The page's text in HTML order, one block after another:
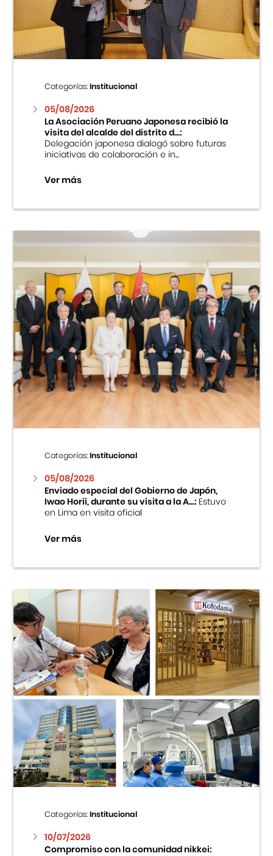
Centro Cultural Peruano Japonés
Cursos
Museo de la Inmigración Japonesa
Fondo Editorial
Teatro Peruano Japonés
Categorías:Institucional
05/08/2026
La Asociación Peruano Japonesa recibió la
visita del alcalde del distrito d...:
Delegación japonesa dialogó sobre futuras
iniciativas de colaboración e in...
Ver más
Categorías:Institucional
05/08/2026
Enviado especial del Gobierno de Japón,
Iwao Horii, durante su visita a la A...:Estuvo
en Lima en visita oficial
Ver más
Categorías:Institucional
10/07/2026
Compromiso con la comunidad nikkei: